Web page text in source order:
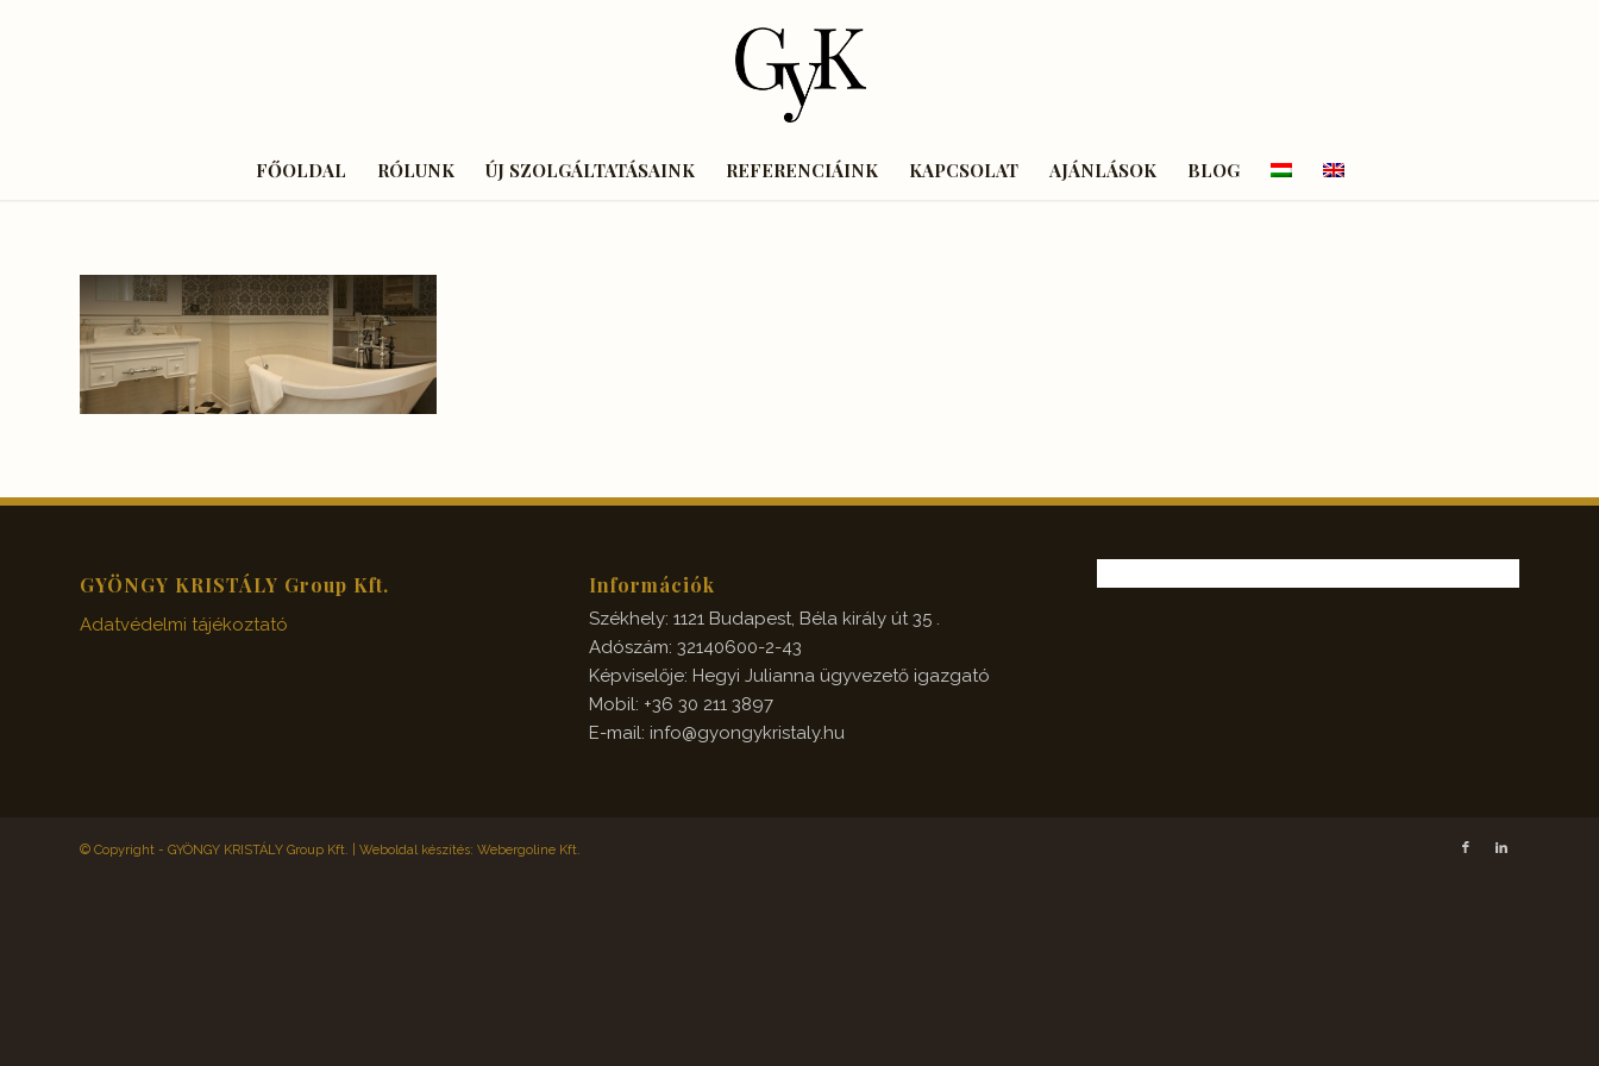
FŐOLDAL RÓLUNK ÚJ SZOLGÁLTATÁSAINK REFERENCIÁINK KAPCSOLAT AJÁNLÁSOK BLOG
GYÖNGY KRISTÁLY Group Kft.
Adatvédelmi tájékoztató
Információk
Székhely: 1121 Budapest, Béla király út 35 .
Adószám: 32140600-2-43
Képviselője: Hegyi Julianna ügyvezető igazgató
Mobil: +36 30 211 3897
E-mail: info@gyongykristaly.hu
© Copyright - GYÖNGY KRISTÁLY Group Kft. | Weboldal készítés: Webergoline Kft.